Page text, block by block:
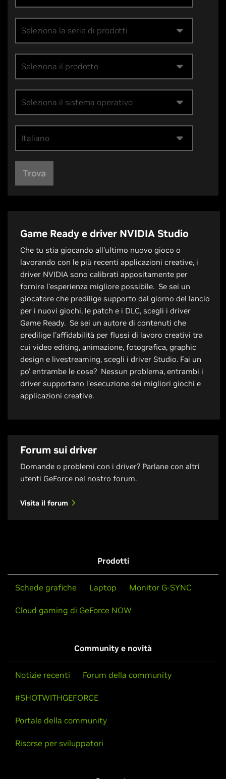
Seleziona la serie di prodotti
Seleziona il prodotto
Seleziona il sistema operativo
Italiano
Trova
Game Ready e driver NVIDIA Studio
Che tu stia giocando all'ultimo nuovo gioco o
lavorando con le più recenti applicazioni creative, i
driver NVIDIA sono calibrati appositamente per
fornire l'esperienza migliore possibile. Se sei un
giocatore che predilige supporto dal giorno del lancio
per i nuovi giochi, le patch e i DLC, scegli i driver
Game Ready. Se sei un autore di contenuti che
predilige l'affidabilità per flussi di lavoro creativi tra
cui video editing, animazione, fotografica, graphic
design e livestreaming, scegli i driver Studio. Fai un
po' entrambe le cose? Nessun problema, entrambi i
driver supportano l'esecuzione dei migliori giochi e
applicazioni creative.
Forum sui driver
Domande o problemi con i driver? Parlane con altri
utenti GeForce nel nostro forum.
Visita il forum
Prodotti
Schede grafiche Laptop Monitor G-SYNC
Cloud gaming di GeForce NOW
Community e novità
Notizie recenti Forum della community
#SHOTWITHGEFORCE
Portale della community
Risorse per sviluppatori